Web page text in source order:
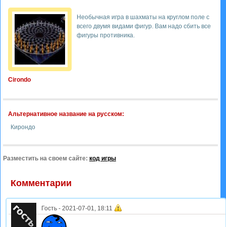
Cirondo
Необычная игра в шахматы на круглом поле с
всего двумя видами фигур. Вам надо сбить все
фигуры противника.
Альтернативное название на русском:
Кирондо
Разместить на своем сайте: код игры
Комментарии
Гость - 2021-07-01, 18:11